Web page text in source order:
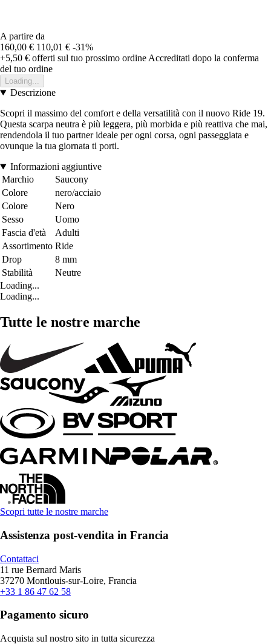
A partire da
160,00 € 110,01 € -31%
+5,50 € offerti sul tuo prossimo ordine Accreditati dopo la conferma
del tuo ordine
Loading...
Descrizione
Scopri il massimo del comfort e della versatilità con il nuovo Ride 19.
Questa scarpa neutra è più leggera, più morbida e più reattiva che mai,
rendendola il tuo partner ideale per ogni corsa, ogni passeggiata e
ovunque la tua giornata ti porti.
Informazioni aggiuntive
Marchio
Saucony
Colore
nero/acciaio
Colore
Nero
Sesso
Uomo
Fascia d'età
Adulti
Assortimento Ride
Drop
8 mm
Stabilità
Neutre
Loading...
Loading...
Tutte le nostre marche
Scopri tutte le nostre marche
Assistenza post-vendita in Francia
Contattaci
11 rue Bernard Maris
37270 Montlouis-sur-Loire, Francia
+33 1 86 47 62 58
Pagamento sicuro
Acquista sul nostro sito in tutta sicurezza